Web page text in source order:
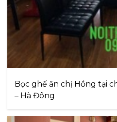
Bọc ghế ăn chị Hồng tại
– Hà Đông